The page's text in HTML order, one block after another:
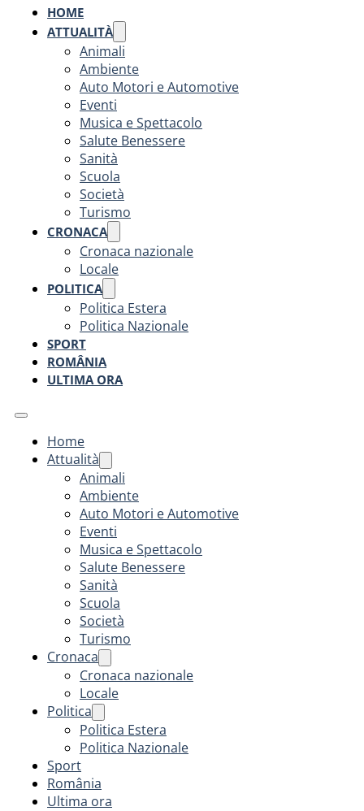
HOME
ATTUALITÀ
Animali
Ambiente
Auto Motori e Automotive
Eventi
Musica e Spettacolo
Salute Benessere
Sanità
Scuola
Società
Turismo
CRONACA
Cronaca nazionale
Locale
POLITICA
Politica Estera
Politica Nazionale
SPORT
ROMÂNIA
ULTIMA ORA
Home
Attualità
Animali
Ambiente
Auto Motori e Automotive
Eventi
Musica e Spettacolo
Salute Benessere
Sanità
Scuola
Società
Turismo
Cronaca
Cronaca nazionale
Locale
Politica
Politica Estera
Politica Nazionale
Sport
România
Ultima ora